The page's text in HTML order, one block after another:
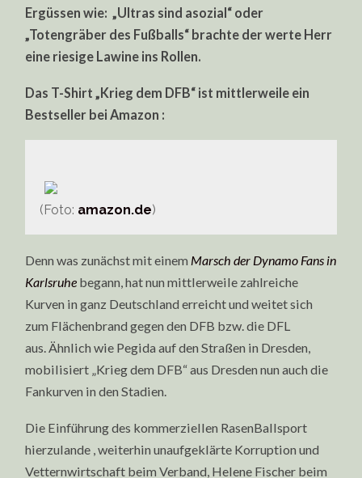
Ergüssen wie: „Ultras sind asozial“ oder
„Totengräber des Fußballs“ brachte der werte Herr
eine riesige Lawine ins Rollen.
Das T-Shirt „Krieg dem DFB“ ist mittlerweile ein
Bestseller bei Amazon :
(Foto: amazon.de)
Denn was zunächst mit einem Marsch der Dynamo Fans in
Karlsruhe begann, hat nun mittlerweile zahlreiche
Kurven in ganz Deutschland erreicht und weitet sich
zum Flächenbrand gegen den DFB bzw. die DFL
aus. Ähnlich wie Pegida auf den Straßen in Dresden,
mobilisiert „Krieg dem DFB“ aus Dresden nun auch die
Fankurven in den Stadien.
Die Einführung des kommerziellen RasenBallsport
hierzulande , weiterhin unaufgeklärte Korruption und
Vetternwirtschaft beim Verband, Helene Fischer beim